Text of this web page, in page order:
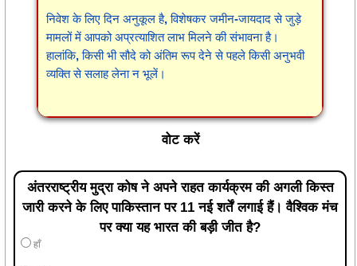
निवेश के लिए दिन अनुकूल है, विशेषकर जमीन-जायदाद से जुड़े
मामलों में आपको अप्रत्याशित लाभ मिलने की संभावना है।
हालांकि, किसी भी सौदे को अंतिम रूप देने से पहले किसी अनुभवी
व्यक्ति से सलाह लेना न भूलें।
वोट करें
अंतरराष्ट्रीय मुद्रा कोष ने अपने राहत कार्यक्रम की अगली किस्त
जारी करने के लिए पाकिस्तान पर 11 नई शर्तें लगाई हैं। वैश्विक मंच
पर क्या यह भारत की बड़ी जीत है?
हाँ